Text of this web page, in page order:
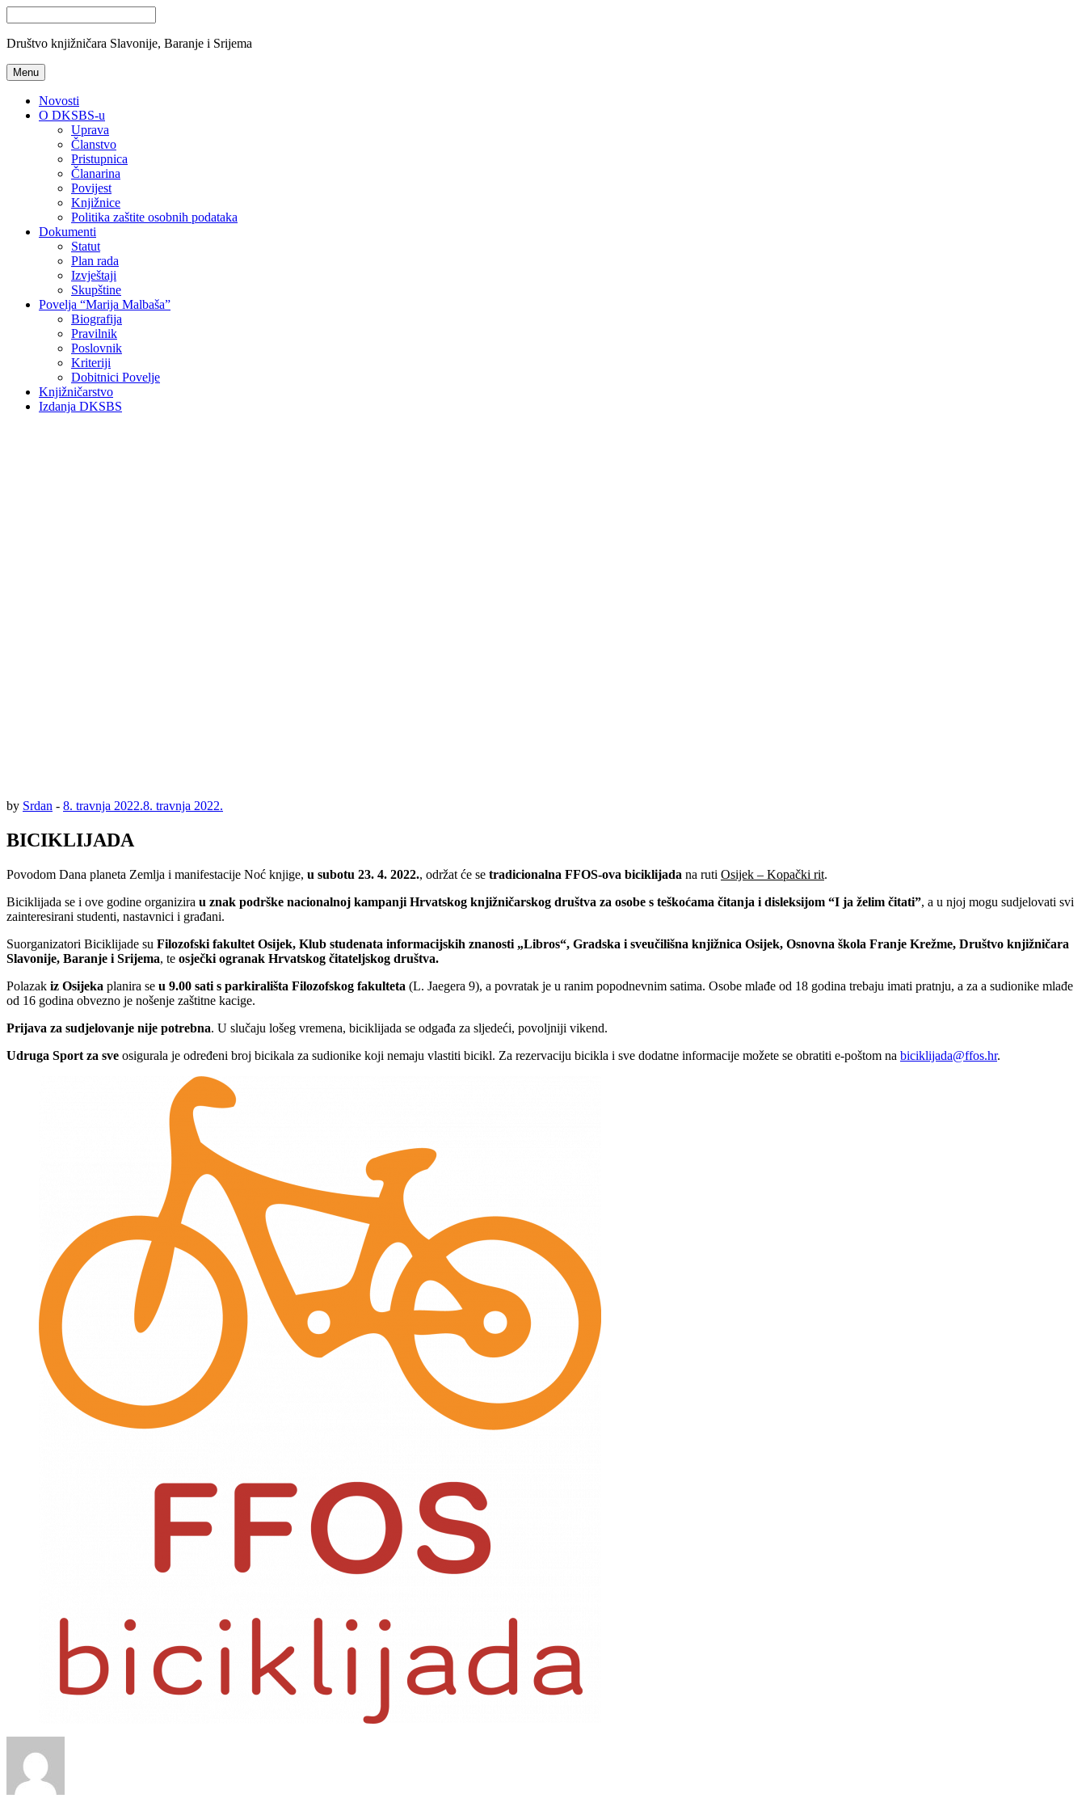
Društvo knjižničara Slavonije, Baranje i Srijema
Menu
Novosti
O DKSBS-u
Uprava
Članstvo
Pristupnica
Članarina
Povijest
Knjižnice
Politika zaštite osobnih podataka
Dokumenti
Statut
Plan rada
Izvještaji
Skupštine
Povelja “Marija Malbaša”
Biografija
Pravilnik
Poslovnik
Kriteriji
Dobitnici Povelje
Knjižničarstvo
Izdanja DKSBS
by Srdan - 8. travnja 2022.8. travnja 2022.
BICIKLIJADA
Povodom Dana planeta Zemlja i manifestacije Noć knjige, u subotu 23. 4. 2022., održat će se tradicionalna FFOS-ova biciklijada na ruti Osijek – Kopački rit.
Biciklijada se i ove godine organizira u znak podrške nacionalnoj kampanji Hrvatskog knjižničarskog društva za osobe s teškoćama čitanja i disleksijom “I ja želim čitati”, a u njoj mogu sudjelovati svi
zainteresirani studenti, nastavnici i građani.
Suorganizatori Biciklijade su Filozofski fakultet Osijek, Klub studenata informacijskih znanosti „Libros“, Gradska i sveučilišna knjižnica Osijek, Osnovna škola Franje Krežme, Društvo knjižničara
Slavonije, Baranje i Srijema, te osječki ogranak Hrvatskog čitateljskog društva.
Polazak iz Osijeka planira se u 9.00 sati s parkirališta Filozofskog fakulteta (L. Jaegera 9), a povratak je u ranim popodnevnim satima. Osobe mlađe od 18 godina trebaju imati pratnju, a za a sudionike mlađe
od 16 godina obvezno je nošenje zaštitne kacige.
Prijava za sudjelovanje nije potrebna. U slučaju lošeg vremena, biciklijada se odgađa za sljedeći, povoljniji vikend.
Udruga Sport za sve osigurala je određeni broj bicikala za sudionike koji nemaju vlastiti bicikl. Za rezervaciju bicikla i sve dodatne informacije možete se obratiti e-poštom na biciklijada@ffos.hr.